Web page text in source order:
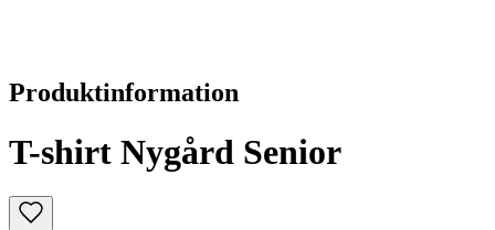
Produktinformation
T-shirt Nygård Senior